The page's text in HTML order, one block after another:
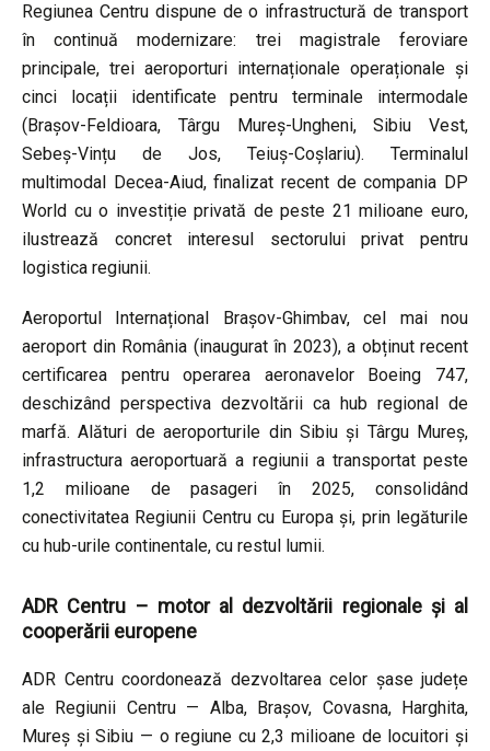
Regiunea Centru dispune de o infrastructură de transport
în continuă modernizare: trei magistrale feroviare
principale, trei aeroporturi internaționale operaționale și
cinci locații identificate pentru terminale intermodale
(Brașov-Feldioara, Târgu Mureș-Ungheni, Sibiu Vest,
Sebeș-Vințu de Jos, Teiuș-Coșlariu). Terminalul
multimodal Decea-Aiud, finalizat recent de compania DP
World cu o investiție privată de peste 21 milioane euro,
ilustrează concret interesul sectorului privat pentru
logistica regiunii.
Aeroportul Internațional Brașov-Ghimbav, cel mai nou
aeroport din România (inaugurat în 2023), a obținut recent
certificarea pentru operarea aeronavelor Boeing 747,
deschizând perspectiva dezvoltării ca hub regional de
marfă. Alături de aeroporturile din Sibiu și Târgu Mureș,
infrastructura aeroportuară a regiunii a transportat peste
1,2 milioane de pasageri în 2025, consolidând
conectivitatea Regiunii Centru cu Europa și, prin legăturile
cu hub-urile continentale, cu restul lumii.
ADR Centru – motor al dezvoltării regionale și al
cooperării europene
ADR Centru coordonează dezvoltarea celor șase județe
ale Regiunii Centru — Alba, Brașov, Covasna, Harghita,
Mureș și Sibiu — o regiune cu 2,3 milioane de locuitori și